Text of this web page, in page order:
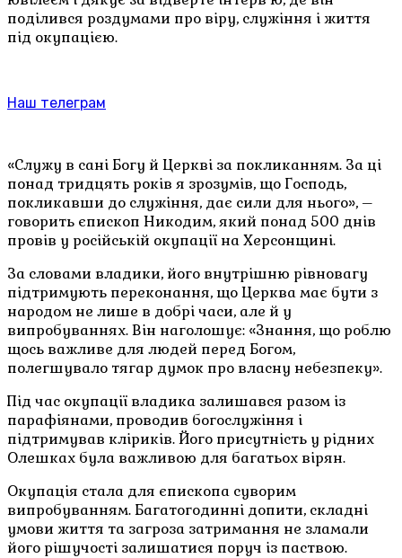
поділився роздумами про віру, служіння і життя
під окупацією.
Наш телеграм
«Служу в сані Богу й Церкві за покликанням. За ці
понад тридцять років я зрозумів, що Господь,
покликавши до служіння, дає сили для нього», –
говорить єпископ Никодим, який понад 500 днів
провів у російській окупації на Херсонщині.
За словами владики, його внутрішню рівновагу
підтримують переконання, що Церква має бути з
народом не лише в добрі часи, але й у
випробуваннях. Він наголошує: «Знання, що роблю
щось важливе для людей перед Богом,
полегшувало тягар думок про власну небезпеку».
Під час окупації владика залишався разом із
парафіянами, проводив богослужіння і
підтримував кліриків. Його присутність у рідних
Олешках була важливою для багатьох вірян.
Окупація стала для єпископа суворим
випробуванням. Багатогодинні допити, складні
умови життя та загроза затримання не зламали
його рішучості залишатися поруч із паствою.